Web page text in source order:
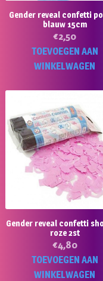
Gender reveal confetti
blauw 15cm
€2,50
TOEVOEGEN AAN
WINKELWAGEN
Gender reveal confetti
roze 2st
€4,80
TOEVOEGEN AAN
WINKELWAGEN